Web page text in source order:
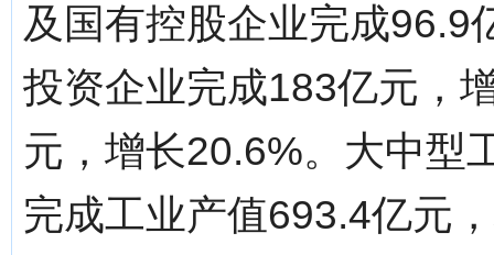
及国有控股企业完成96.9
投资企业完成183亿元，
元，增长20.6%。大中型
完成工业产值693.4亿元